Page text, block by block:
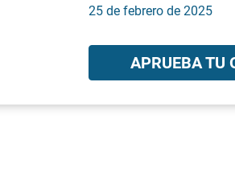
25 de febrero de 2025
APRUEBA TU